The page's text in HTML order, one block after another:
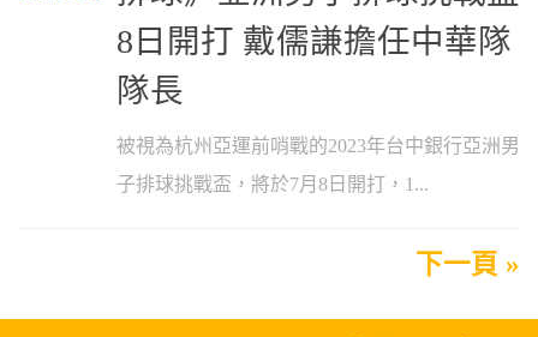
8日開打 戴儒謙擔任中華隊
隊長
被視為杭州亞運前哨戰的2023年台中銀行亞洲男
子排球挑戰盃，將於7月8日開打，1...
下一頁 »